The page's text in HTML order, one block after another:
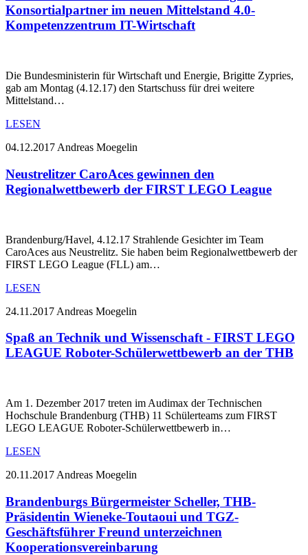
Konsortialpartner im neuen Mittelstand 4.0-
Kompetenzzentrum IT-Wirtschaft
Die Bundesministerin für Wirtschaft und Energie, Brigitte Zypries,
gab am Montag (4.12.17) den Startschuss für drei weitere
Mittelstand…
LESEN
04.12.2017 Andreas Moegelin
Neustrelitzer CaroAces gewinnen den
Regionalwettbewerb der FIRST LEGO League
Brandenburg/Havel, 4.12.17 Strahlende Gesichter im Team
CaroAces aus Neustrelitz. Sie haben beim Regionalwettbewerb der
FIRST LEGO League (FLL) am…
LESEN
24.11.2017 Andreas Moegelin
Spaß an Technik und Wissenschaft - FIRST LEGO
LEAGUE Roboter-Schülerwettbewerb an der THB
Am 1. Dezember 2017 treten im Audimax der Technischen
Hochschule Brandenburg (THB) 11 Schülerteams zum FIRST
LEGO LEAGUE Roboter-Schülerwettbewerb in…
LESEN
20.11.2017 Andreas Moegelin
Brandenburgs Bürgermeister Scheller, THB-
Präsidentin Wieneke-Toutaoui und TGZ-
Geschäftsführer Freund unterzeichnen
Kooperationsvereinbarung